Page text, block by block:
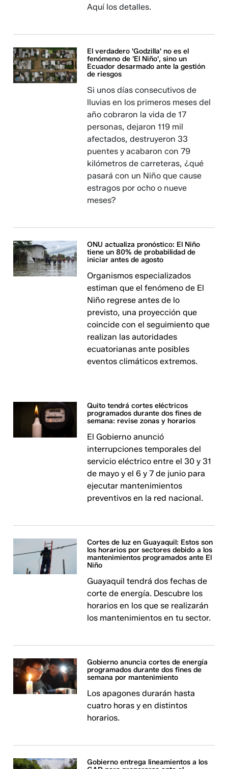
Aquí los detalles.
El verdadero 'Godzilla' no es el
fenómeno de 'El Niño', sino un
Ecuador desarmado ante la gestión
de riesgos
Si unos días consecutivos de
lluvias en los primeros meses del
año cobraron la vida de 17
personas, dejaron 119 mil
afectados, destruyeron 33
puentes y acabaron con 79
kilómetros de carreteras, ¿qué
pasará con un Niño que cause
estragos por ocho o nueve
meses?
ONU actualiza pronóstico: El Niño
tiene un 80% de probabilidad de
iniciar antes de agosto
Organismos especializados
estiman que el fenómeno de El
Niño regrese antes de lo
previsto, una proyección que
coincide con el seguimiento que
realizan las autoridades
ecuatorianas ante posibles
eventos climáticos extremos.
Quito tendrá cortes eléctricos
programados durante dos fines de
semana: revise zonas y horarios
El Gobierno anunció
interrupciones temporales del
servicio eléctrico entre el 30 y 31
de mayo y el 6 y 7 de junio para
ejecutar mantenimientos
preventivos en la red nacional.
Cortes de luz en Guayaquil: Estos son
los horarios por sectores debido a los
mantenimientos programados ante El
Niño
Guayaquil tendrá dos fechas de
corte de energía. Descubre los
horarios en los que se realizarán
los mantenimientos en tu sector.
Gobierno anuncia cortes de energía
programados durante dos fines de
semana por mantenimiento
Los apagones durarán hasta
cuatro horas y en distintos
horarios.
Gobierno entrega lineamientos a los